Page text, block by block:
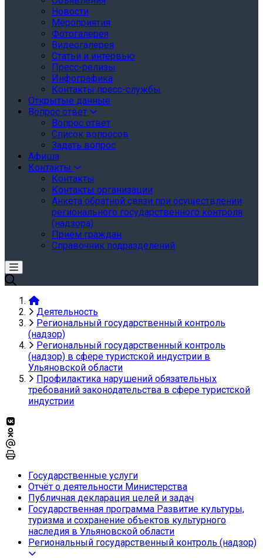
Новости
Мероприятия
Фотогалерея
Видеогалерея
Статьи и интервью
Пресс-релизы
Инфографика
Контакты пресс-службы
Открытые данные
Вопрос ответ
Вопрос ответ
Список вопросов
Задать вопрос
Афиша
Контакты
Контакты
Контакты организации
Анкета обратной связи при осуществлении
регионального государственного контроля
(надзора)
Прием граждан
Справочник подразделений
Деятельность
Региональный государственный контроль
(надзор)
Региональный государственный контроль
(надзор) в сфере туристской индустрии в
Ульяновской области
Профилактика нарушений обязательных
требований законодательства в сфере туристской
индустрии
Государственные услуги
Отчёт о деятельности Министерства
Публичная декларация целей и задач
Государственная программа Развитие культуры,
туризма и сохранение объектов культурного
наследия в Ульяновской области
Региональный государственный контроль (надзор)